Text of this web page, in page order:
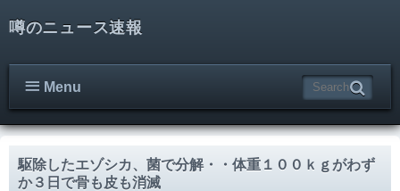
噂のニュース速報
Menu
駆除したエゾシカ、菌で分解・・体重１００ｋｇがわず
か３日で骨も皮も消滅